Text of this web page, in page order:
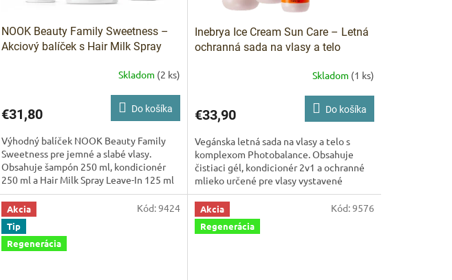
NOOK Beauty Family Sweetness –
Akciový balíček s Hair Milk Spray
Skladom (2 ks)
€31,80 Do košíka
Výhodný balíček NOOK Beauty Family
Sweetness pre jemné a slabé vlasy.
Obsahuje šampón 250 ml, kondicionér
250 ml a Hair Milk Spray Leave-In 125 ml
zdarma. Ideálna voľba pre...
Inebrya Ice Cream Sun Care – Letná
ochranná sada na vlasy a telo
Skladom (1 ks)
€33,90 Do košíka
Vegánska letná sada na vlasy a telo s
komplexom Photobalance. Obsahuje
čistiaci gél, kondicionér 2v1 a ochranné
mlieko určené pre vlasy vystavené
slnečnému žiareniu, chlóru...
Akcia
Tip
Regenerácia
Kód:9424
Akcia
Regenerácia
Kód:9576
IVAMARKET poradca
Pomoc s výberom profesionálnej vlasovej kozmetiky 🙂